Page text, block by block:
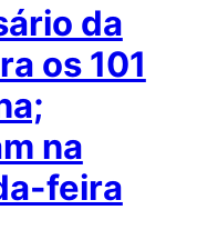
da
os 101
na
feira